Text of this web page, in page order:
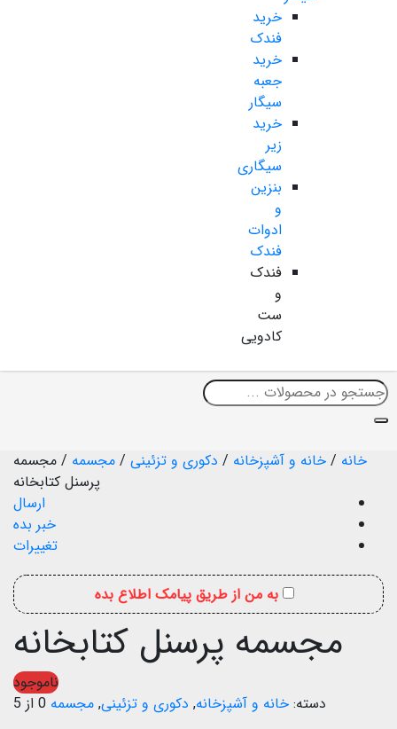
خرید
فندک
خرید
جعبه
سیگار
خرید
زیر
سیگاری
بنزین
و
ادوات
فندک
فندک
و
ست
کادویی
خانه / خانه و آشپزخانه / دکوری و تزئینی / مجسمه / مجسمه
پرسنل کتابخانه
ارسال
خبر بده
تغییرات
به من از طریق پیامک اطلاع بده
مجسمه پرسنل کتابخانه
ناموجود
دسته: خانه و آشپزخانه, دکوری و تزئینی, مجسمه 0 از 5